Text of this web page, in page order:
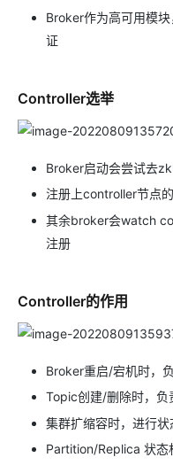
Broker作为高可用模
证
Controller选举
Broker启动会尝试去
注册上controller节点
其余broker会watch
注册
Controller的作用
Broker重启/宕机时，
Topic创建/删除时，
集群扩缩容时，进行状
Partition/Replica 状态